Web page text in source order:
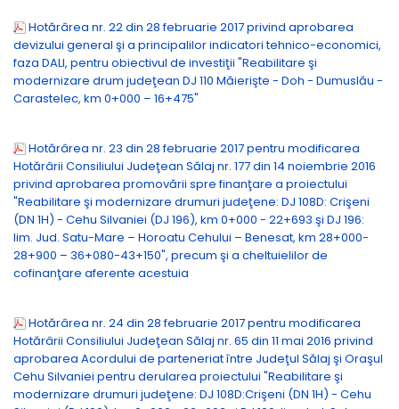
Hotărârea nr. 22 din 28 februarie 2017 privind aprobarea
devizului general şi a principalilor indicatori tehnico-economici,
faza DALI, pentru obiectivul de investiţii "Reabilitare şi
modernizare drum judeţean DJ 110 Măierişte - Doh - Dumuslău -
Carastelec, km 0+000 – 16+475"
Hotărârea nr. 23 din 28 februarie 2017 pentru modificarea
Hotărârii Consiliului Judeţean Sălaj nr. 177 din 14 noiembrie 2016
privind aprobarea promovării spre finanţare a proiectului
"Reabilitare şi modernizare drumuri judeţene: DJ 108D: Crişeni
(DN 1H) - Cehu Silvaniei (DJ 196), km 0+000 - 22+693 şi DJ 196:
lim. Jud. Satu-Mare – Horoatu Cehului – Benesat, km 28+000-
28+900 – 36+080-43+150", precum şi a cheltuielilor de
cofinanţare aferente acestuia
Hotărârea nr. 24 din 28 februarie 2017 pentru modificarea
Hotărârii Consiliului Judeţean Sălaj nr. 65 din 11 mai 2016 privind
aprobarea Acordului de parteneriat între Judeţul Sălaj şi Oraşul
Cehu Silvaniei pentru derularea proiectului "Reabilitare şi
modernizare drumuri judeţene: DJ 108D:Crişeni (DN 1H) - Cehu